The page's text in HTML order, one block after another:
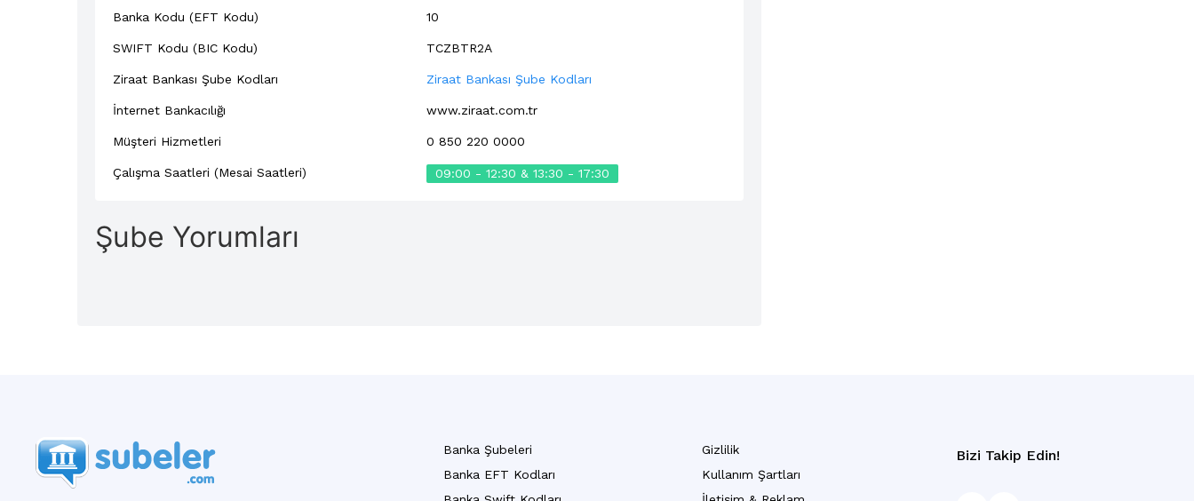
Banka Kodu (EFT Kodu) 10
SWIFT Kodu (BIC Kodu) TCZBTR2A
Ziraat Bankası Şube Kodları Ziraat Bankası Şube Kodları
İnternet Bankacılığı www.ziraat.com.tr
Müşteri Hizmetleri 0 850 220 0000
Çalışma Saatleri (Mesai Saatleri) 09:00 - 12:30 & 13:30 - 17:30
Şube Yorumları
Banka Şubeleri
Banka EFT Kodları
Gizlilik
Kullanım Şartları
Bizi Takip Edin!